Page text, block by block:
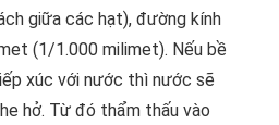
giữa các hạt), đường kính
(1/1.000 milimet). Nếu bề
xúc với nước thì nước sẽ
hở. Từ đó thẩm thấu vào